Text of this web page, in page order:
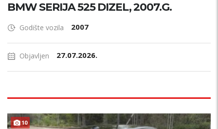
BMW SERIJA 525 DIZEL, 2007.G.
Godište vozila 2007
Objavljen 27.07.2026.
10